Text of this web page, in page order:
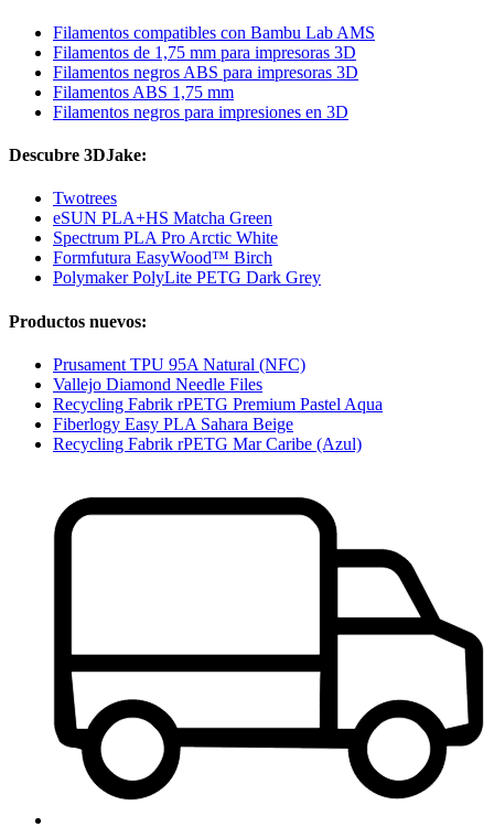
Filamentos compatibles con Bambu Lab AMS
Filamentos de 1,75 mm para impresoras 3D
Filamentos negros ABS para impresoras 3D
Filamentos ABS 1,75 mm
Filamentos negros para impresiones en 3D
Descubre 3DJake:
Twotrees
eSUN PLA+HS Matcha Green
Spectrum PLA Pro Arctic White
Formfutura EasyWood™ Birch
Polymaker PolyLite PETG Dark Grey
Productos nuevos:
Prusament TPU 95A Natural (NFC)
Vallejo Diamond Needle Files
Recycling Fabrik rPETG Premium Pastel Aqua
Fiberlogy Easy PLA Sahara Beige
Recycling Fabrik rPETG Mar Caribe (Azul)